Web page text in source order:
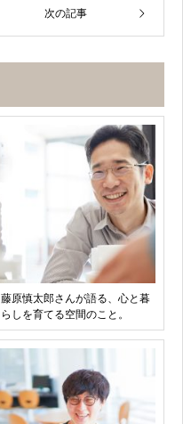
次の記事
藤原慎太郎さんが語る、心と暮
らしを育てる空間のこと。